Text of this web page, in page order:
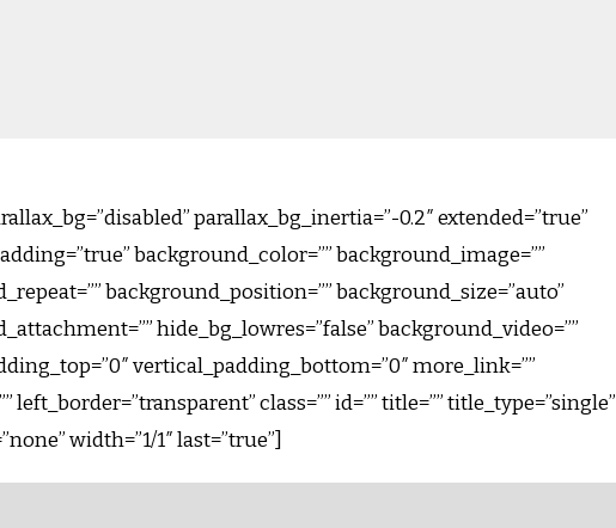
parallax_bg_inertia=”-0.2″ extended=”true”
background_color=”” background_image=””
background_position=”” background_size=”auto”
hide_bg_lowres=”false” background_video=””
vertical_padding_bottom=”0″ more_link=””
left_border=”transparent” class=”” id=”” title=”” title_type=”single”
width=”1/1″ last=”true”]